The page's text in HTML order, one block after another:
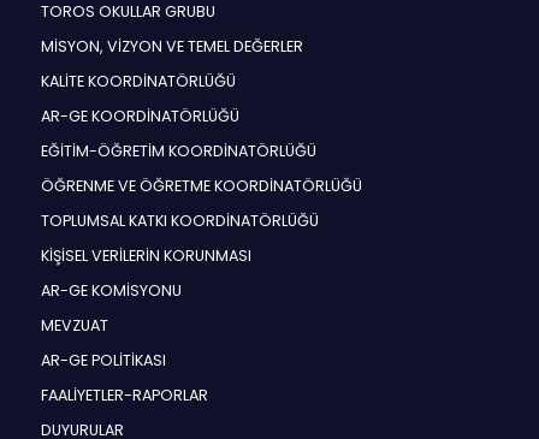
TOROS OKULLAR GRUBU
MİSYON, VİZYON VE TEMEL DEĞERLER
KALİTE KOORDİNATÖRLÜĞÜ
AR-GE KOORDİNATÖRLÜĞÜ
EĞİTİM-ÖĞRETİM KOORDİNATÖRLÜĞÜ
ÖĞRENME VE ÖĞRETME KOORDİNATÖRLÜĞÜ
TOPLUMSAL KATKI KOORDİNATÖRLÜĞÜ
KİŞİSEL VERİLERİN KORUNMASI
AR-GE KOMİSYONU
MEVZUAT
AR-GE POLİTİKASI
FAALİYETLER-RAPORLAR
DUYURULAR